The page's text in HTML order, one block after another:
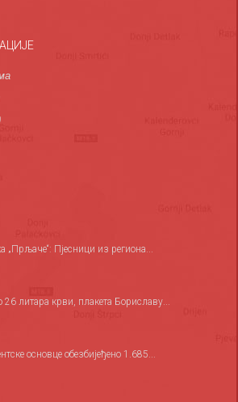
„Прљаче“: Пјесници из региона...
литара крви, плакета Бориславу...
основце обезбијеђено 1.685...